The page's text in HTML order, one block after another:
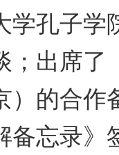
学孔子学
；出席了
）的合作
备忘录》